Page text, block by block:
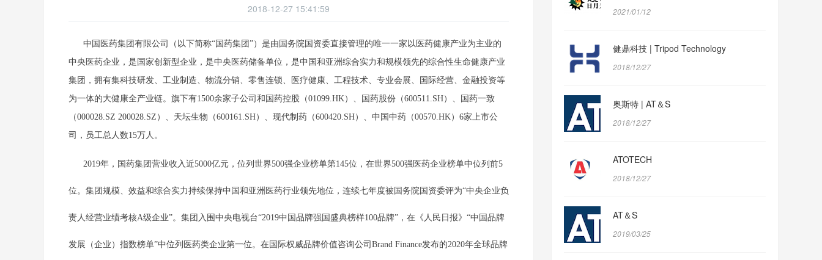
2018-12-27 15:41:59
中国医药集团有限公司（以下简称“国药集团”）是由国务院国资委直接管理的唯一一家以医药健康产业为主业的
中央医药企业，是国家创新型企业，是中央医药储备单位，是中国和亚洲综合实力和规模领先的综合性生命健康产业
集团，拥有集科技研发、工业制造、物流分销、零售连锁、医疗健康、工程技术、专业会展、国际经营、金融投资等
为一体的大健康全产业链。旗下有1500余家子公司和国药控股（01099.HK）、国药股份（600511.SH）、国药一致
（000028.SZ 200028.SZ）、天坛生物（600161.SH）、现代制药（600420.SH）、中国中药（00570.HK）6家上市公
司，员工总人数15万人。
2019年，国药集团营业收入近5000亿元，位列世界500强企业榜单第145位，在世界500强医药企业榜单中位列前5
位。集团规模、效益和综合实力持续保持中国和亚洲医药行业领先地位，连续七年度被国务院国资委评为“中央企业负
责人经营业绩考核A级企业”。集团入围中央电视台“2019中国品牌强国盛典榜样100品牌”，在《人民日报》“中国品牌
发展（企业）指数榜单”中位列医药类企业第一位。在国际权威品牌价值咨询公司Brand Finance发布的2020年全球品牌
2021/01/12
健鼎科技 | Tripod Technology
2018/12/27
奥斯特 | AT＆S
2018/12/27
ATOTECH
2018/12/27
AT＆S
2019/03/25